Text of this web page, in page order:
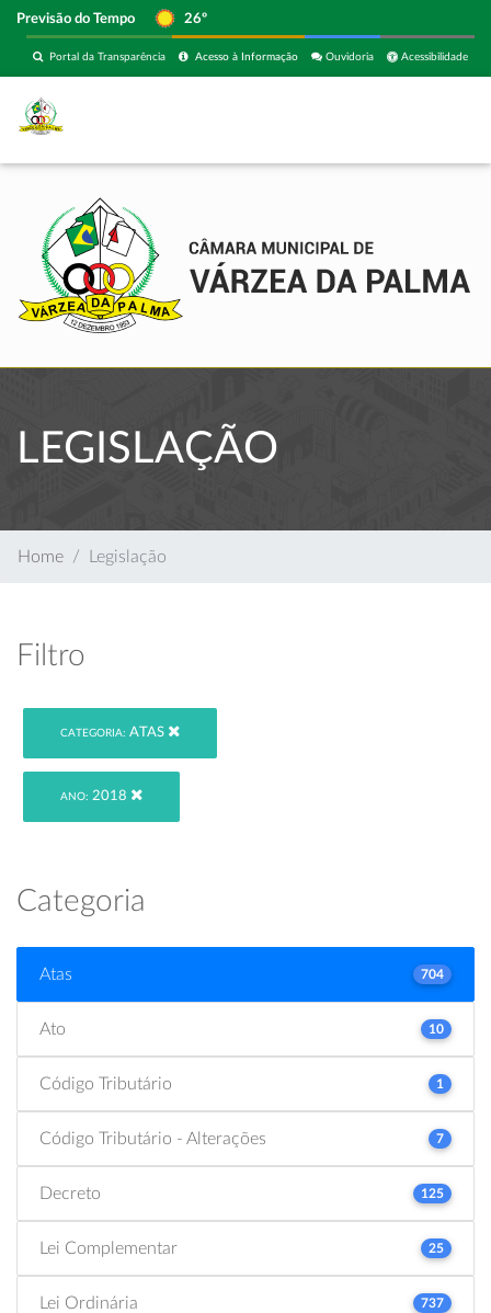
Previsão do Tempo 26º
Acessibilidade
Ouvidoria
Acesso à Informação
Portal da Transparência
LEGISLAÇÃO
Home Legislação
Filtro
CATEGORIA: ATAS
ANO: 2018
Categoria
Atas 704
Ato 10
Código Tributário 1
Código Tributário - Alterações 7
Decreto 125
Lei Complementar 25
Lei Ordinária 737